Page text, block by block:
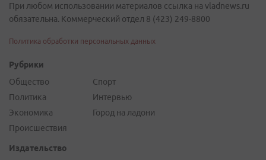
При любом использовании материалов ссылка на vladnews.ru
обязательна. Коммерческий отдел 8 (423) 249-8800
Политика обработки персональных данных
Рубрики
Общество
Политика
Экономика
Происшествия
Спорт
Интервью
Город на ладони
Издательство